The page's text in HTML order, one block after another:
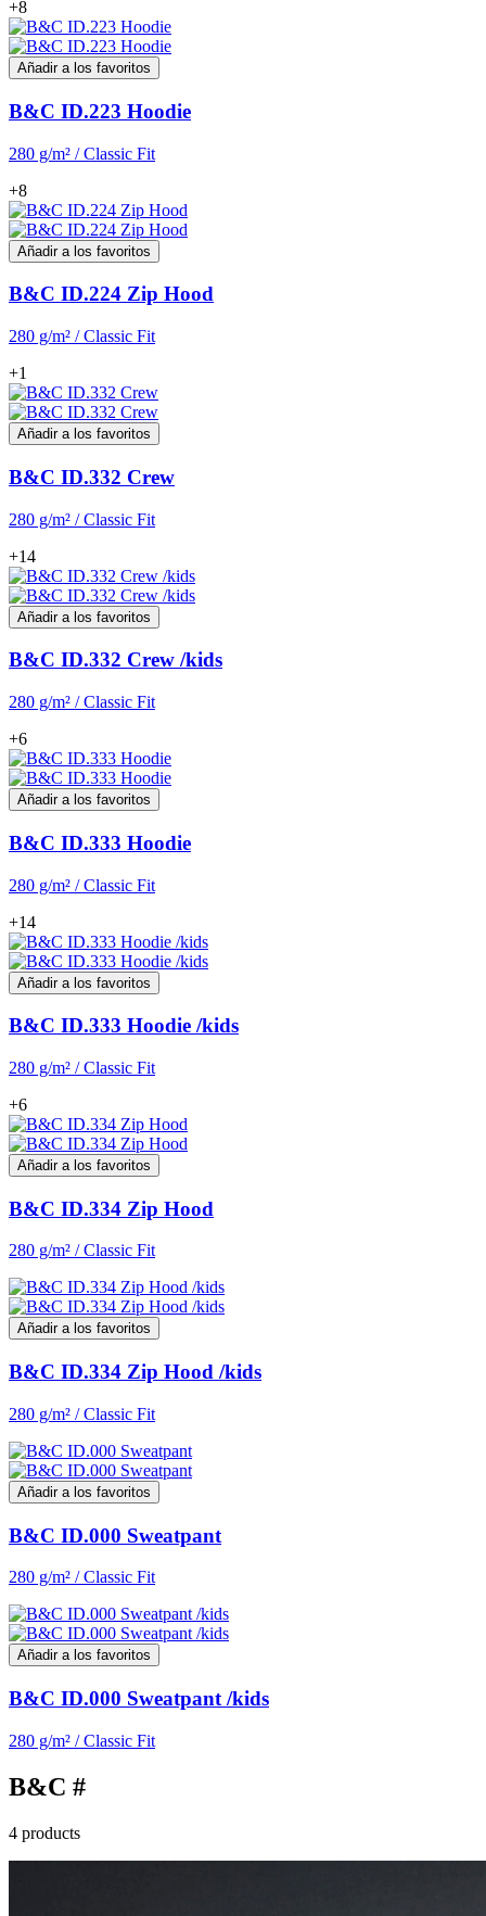
+8
Añadir a los favoritos
B&C ID.223 Hoodie
280 g/m² / Classic Fit
+8
Añadir a los favoritos
B&C ID.224 Zip Hood
280 g/m² / Classic Fit
+1
Añadir a los favoritos
B&C ID.332 Crew
280 g/m² / Classic Fit
+14
Añadir a los favoritos
B&C ID.332 Crew /kids
280 g/m² / Classic Fit
+6
Añadir a los favoritos
B&C ID.333 Hoodie
280 g/m² / Classic Fit
+14
Añadir a los favoritos
B&C ID.333 Hoodie /kids
280 g/m² / Classic Fit
+6
Añadir a los favoritos
B&C ID.334 Zip Hood
280 g/m² / Classic Fit
Añadir a los favoritos
B&C ID.334 Zip Hood /kids
280 g/m² / Classic Fit
Añadir a los favoritos
B&C ID.000 Sweatpant
280 g/m² / Classic Fit
Añadir a los favoritos
B&C ID.000 Sweatpant /kids
280 g/m² / Classic Fit
B&C #
4 products